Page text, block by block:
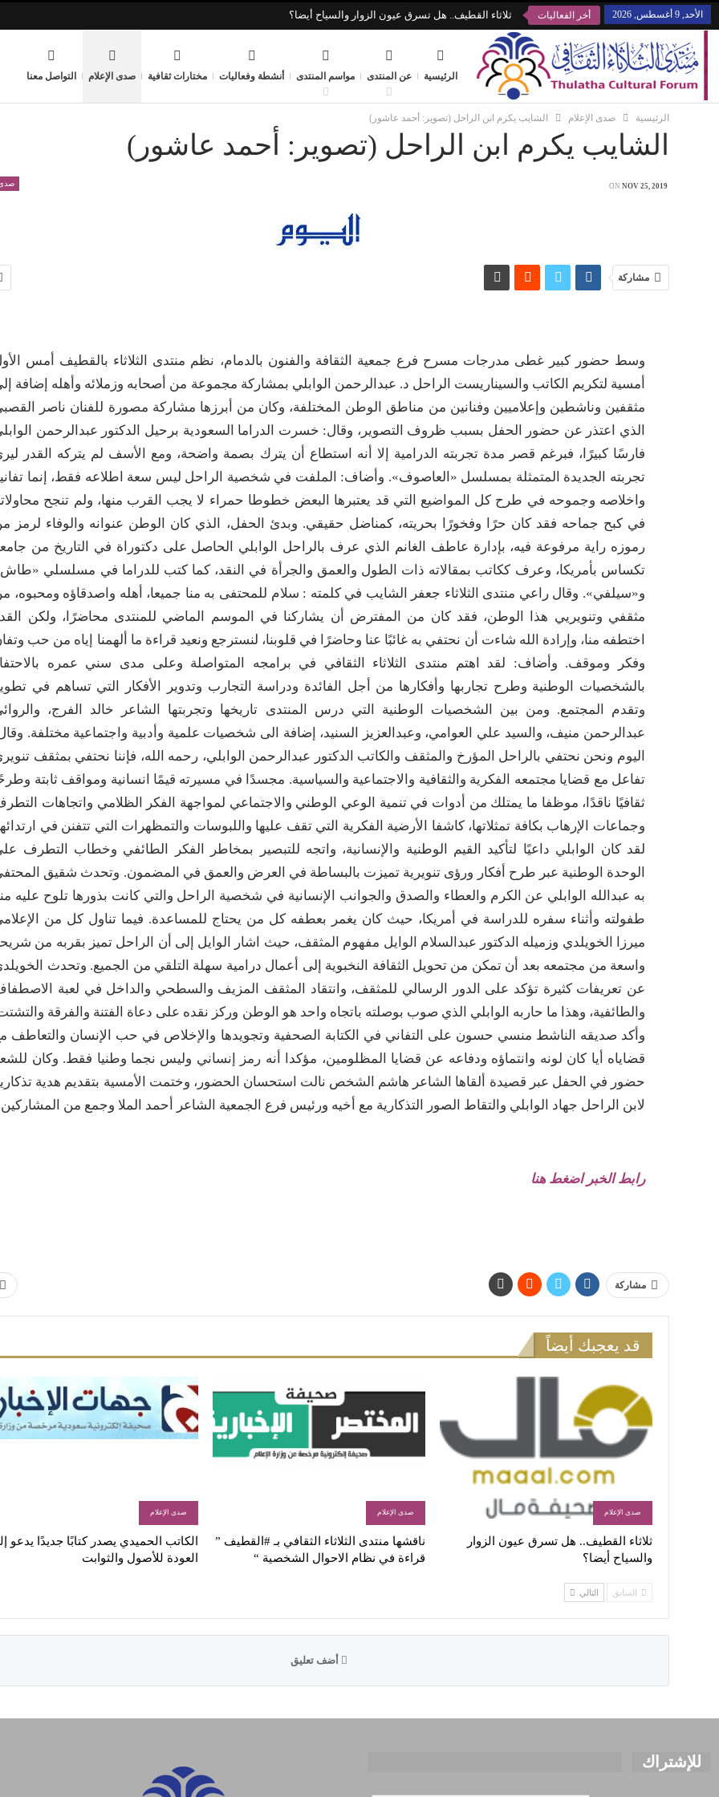
الأحد, 9 أغسطس, 2026 أخر الفعاليات ثلاثاء القطيف.. هل تسرق عيون الزوار والسياح أيضا؟
الرئيسية عن المنتدى مواسم المنتدى أنشطة وفعاليات مختارات ثقافية صدى الإعلام التواصل معنا
الرئيسية صدى الإعلام الشايب يكرم ابن الراحل (تصوير: أحمد عاشور)
الشايب يكرم ابن الراحل (تصوير: أحمد عاشور)
صدى ON NOV 25, 2019
مشاركة
وسط حضور كبير غطى مدرجات مسرح فرع جمعية الثقافة والفنون بالدمام، نظم منتدى الثلاثاء بالقطيف أمس
أمسية لتكريم الكاتب والسيناريست الراحل د. عبدالرحمن الوابلي بمشاركة مجموعة من أصحابه وزملائه وأهله إضافة
مثقفين وناشطين وإعلاميين وفنانين من مناطق الوطن المختلفة، وكان من أبرزها مشاركة مصورة للفنان ناصر
الذي اعتذر عن حضور الحفل بسبب ظروف التصوير، وقال: خسرت الدراما السعودية برحيل الدكتور عبدالرحمن
فارسًا كبيرًا، فبرغم قصر مدة تجربته الدرامية إلا أنه استطاع أن يترك بصمة واضحة، ومع الأسف لم يتركه القدر
تجربته الجديدة المتمثلة بمسلسل «العاصوف». وأضاف: الملفت في شخصية الراحل ليس سعة اطلاعه فقط، إنما
واخلاصه وجموحه في طرح كل المواضيع التي قد يعتبرها البعض خطوطا حمراء لا يجب القرب منها، ولم تنجح
في كبح جماحه فقد كان حرًا وفخورًا بحريته، كمناضل حقيقي. وبدئ الحفل، الذي كان الوطن عنوانه والوفاء لرمز
رموزه راية مرفوعة فيه، بإدارة عاطف الغانم الذي عرف بالراحل الوابلي الحاصل على دكتوراة في التاريخ من
تكساس بأمريكا، وعرف ككاتب بمقالاته ذات الطول والعمق والجرأة في النقد، كما كتب للدراما في مسلسلي
و«سيلفي». وقال راعي منتدى الثلاثاء جعفر الشايب في كلمته : سلام للمحتفى به منا جميعا، أهله واصدقاؤه ومحبوه،
مثقفي وتنويريي هذا الوطن، فقد كان من المفترض أن يشاركنا في الموسم الماضي للمنتدى محاضرًا، ولكن
اختطفه منا، وإرادة الله شاءت أن نحتفي به غائبًا عنا وحاضرًا في قلوبنا، لنسترجع ونعيد قراءة ما ألهمنا إياه من حب
وفكر وموقف. وأضاف: لقد اهتم منتدى الثلاثاء الثقافي في برامجه المتواصلة وعلى مدى سني عمره
بالشخصيات الوطنية وطرح تجاربها وأفكارها من أجل الفائدة ودراسة التجارب وتدوير الأفكار التي تساهم في
وتقدم المجتمع. ومن بين الشخصيات الوطنية التي درس المنتدى تاريخها وتجربتها الشاعر خالد الفرج،
عبدالرحمن منيف، والسيد علي العوامي، وعبدالعزيز السنيد، إضافة الى شخصيات علمية وأدبية واجتماعية مختلفة.
اليوم ونحن نحتفي بالراحل المؤرخ والمثقف والكاتب الدكتور عبدالرحمن الوابلي، رحمه الله، فإننا نحتفي بمثقف
تفاعل مع قضايا مجتمعه الفكرية والثقافية والاجتماعية والسياسية. مجسدًا في مسيرته قيمًا انسانية ومواقف ثابتة
ثقافيًا ناقدًا، موظفا ما يمتلك من أدوات في تنمية الوعي الوطني والاجتماعي لمواجهة الفكر الظلامي واتجاهات
وجماعات الإرهاب بكافة تمثلاتها، كاشفا الأرضية الفكرية التي تقف عليها واللبوسات والتمظهرات التي تتفنن في
لقد كان الوابلي داعيًا لتأكيد القيم الوطنية والإنسانية، واتجه للتبصير بمخاطر الفكر الطائفي وخطاب التطرف
الوحدة الوطنية عبر طرح أفكار ورؤى تنويرية تميزت بالبساطة في العرض والعمق في المضمون. وتحدث شقيق
به عبدالله الوابلي عن الكرم والعطاء والصدق والجوانب الإنسانية في شخصية الراحل والتي كانت بذورها تلوح عليه
طفولته وأثناء سفره للدراسة في أمريكا، حيث كان يغمر بعطفه كل من يحتاج للمساعدة. فيما تناول كل من
ميرزا الخويلدي وزميله الدكتور عبدالسلام الوايل مفهوم المثقف، حيث اشار الوايل إلى أن الراحل تميز بقربه من
واسعة من مجتمعه بعد أن تمكن من تحويل الثقافة النخبوية إلى أعمال درامية سهلة التلقي من الجميع. وتحدث
عن تعريفات كثيرة تؤكد على الدور الرسالي للمثقف، وانتقاد المثقف المزيف والسطحي والداخل في لعبة
والطائفية، وهذا ما حاربه الوابلي الذي صوب بوصلته باتجاه واحد هو الوطن وركز نقده على دعاة الفتنة والفرقة
وأكد صديقه الناشط منسي حسون على التفاني في الكتابة الصحفية وتجويدها والإخلاص في حب الإنسان والتعاطف
قضاياه أيا كان لونه وانتماؤه ودفاعه عن قضايا المظلومين، مؤكدا أنه رمز إنساني وليس نجما وطنيا فقط. وكان
حضور في الحفل عبر قصيدة ألقاها الشاعر هاشم الشخص نالت استحسان الحضور، وختمت الأمسية بتقديم هدية
لابن الراحل جهاد الوابلي والتقاط الصور التذكارية مع أخيه ورئيس فرع الجمعية الشاعر أحمد الملا وجمع من
رابط الخبر اضغط هنا
مشاركة
قد يعجبك أيضاً
صدى الإعلام
ثلاثاء القطيف.. هل تسرق عيون الزوار
والسياح أيضا؟
صدى الإعلام
ناقشها منتدى الثلاثاء الثقافي بـ #القطيف ”
قراءة في نظام الاحوال الشخصية “
صدى الإعلام
الكاتب الحميدي يصدر كتابًا جديدًا يدعو
العودة للأصول والثوابت
السابق التالي
أضف تعليق
للإشتراك